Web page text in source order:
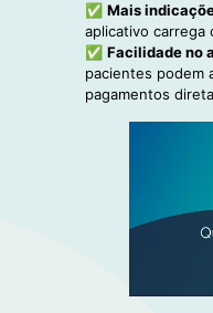
✅Mais
aplicativo carrega
✅Facilidade no
pacientes podem
pagamentos